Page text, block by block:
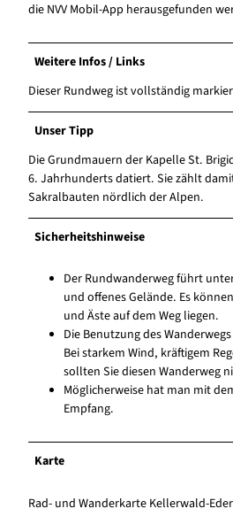
die NVV Mobil-App herausgefunden
Weitere Infos / Links
Dieser Rundweg ist vollständig
Unser Tipp
Die Grundmauern der Kapelle St.
6. Jahrhunderts datiert. Sie zählt
Sakralbauten nördlich der Alpen.
Sicherheitshinweise
Der Rundwanderweg führt
und offenes Gelände. Es
und Äste auf dem Weg liegen.
Die Benutzung des
Bei starkem Wind, kräftigem
sollten Sie diesen Wanderweg
Möglicherweise hat man mit
Empfang.
Karte
Rad- und Wanderkarte Kellerwald-